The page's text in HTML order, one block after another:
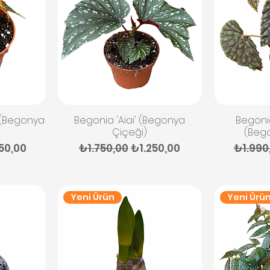
Fiyat
Hızlı Bakış
Begonia 'Aiai' (Begonya
Çiçeği)
Normal Fiyat
₺1.750,00İndirimli Fiyat
₺1.250,00
Yeni Ürün Yeni Ürün